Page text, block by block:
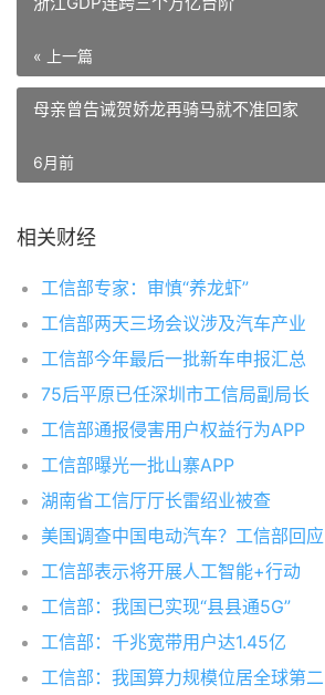
« 上一篇
母亲曾告诫贺娇龙再骑马就不准回家
6月前
相关财经
工信部专家：审慎“养龙虾”
工信部两天三场会议涉及汽车产业
工信部今年最后一批新车申报汇总
75后平原已任深圳市工信局副局长
工信部通报侵害用户权益行为APP
工信部曝光一批山寨APP
湖南省工信厅厅长雷绍业被查
美国调查中国电动汽车？工信部回应
工信部表示将开展人工智能+行动
工信部：我国已实现“县县通5G”
工信部：千兆宽带用户达1.45亿
工信部：我国算力规模位居全球第二